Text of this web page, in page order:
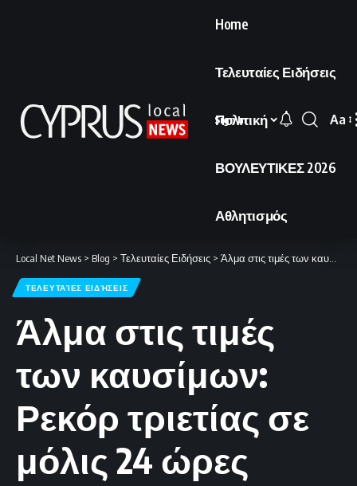
Home
Τελευταίες Ειδήσεις
Πολιτική
ΒΟΥΛΕΥΤΙΚΕΣ 2026
Αθλητισμός
Sign In
Font
Aa
Local Net News > Blog > Τελευταίες Ειδήσεις > Άλμα στις τιμές των καυσίμων: Ρεκόρ τριετίας σε μόλις 24 ώρες
ΤΕΛΕΥΤΑΊΕΣ ΕΙΔΉΣΕΙΣ
Άλμα στις τιμές
των καυσίμων:
Ρεκόρ τριετίας σε
μόλις 24 ώρες